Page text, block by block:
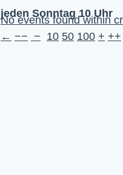
jeden Sonntag 10 Uhr
No events found within
← −− − 10 50 100 + ++